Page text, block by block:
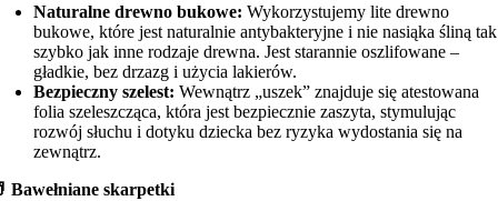
Naturalne drewno bukowe: Wykorzystujemy lite drewno
bukowe, które jest naturalnie antybakteryjne i nie nasiąka śliną tak
szybko jak inne rodzaje drewna. Jest starannie oszlifowane –
gładkie, bez drzazg i użycia lakierów.
Bezpieczny szelest: Wewnątrz „uszek” znajduje się atestowana
folia szeleszcząca, która jest bezpiecznie zaszyta, stymulując
rozwój słuchu i dotyku dziecka bez ryzyka wydostania się na
zewnątrz.
Bawełniane skarpetki